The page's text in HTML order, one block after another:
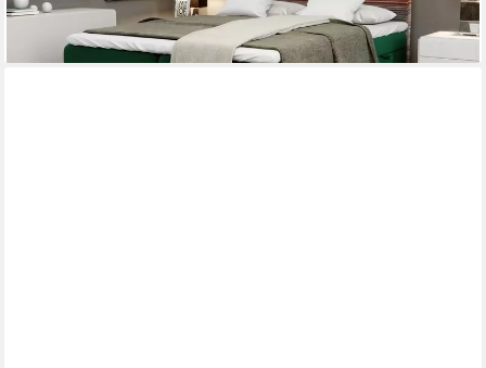
-28%
lieferbar in 8 Wochen